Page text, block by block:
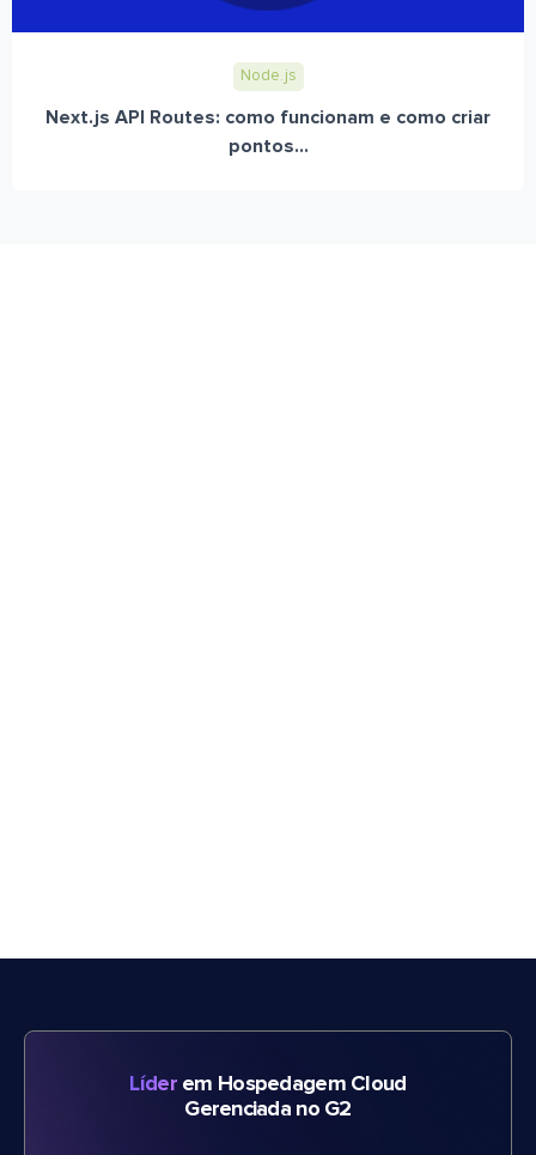
Node.js
Next.js API Routes: como funcionam e como criar
pontos...
Líderem Hospedagem Cloud
Gerenciada no G2